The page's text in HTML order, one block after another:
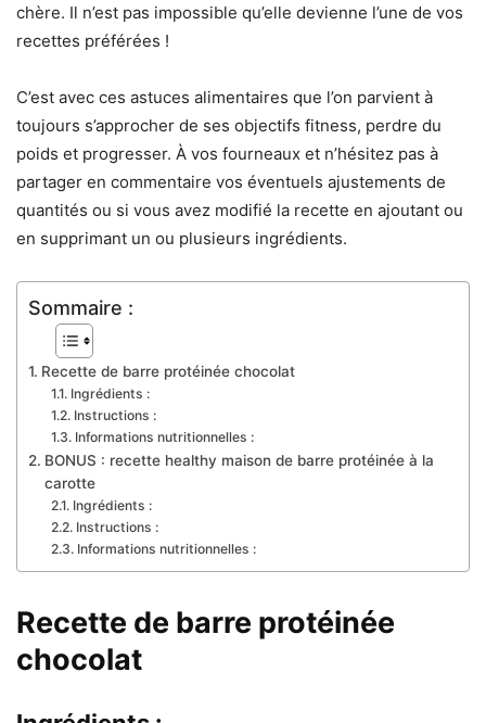
chère. Il n’est pas impossible qu’elle devienne l’une de vos
recettes préférées !
C’est avec ces astuces alimentaires que l’on parvient à
toujours s’approcher de ses objectifs fitness, perdre du
poids et progresser. À vos fourneaux et n’hésitez pas à
partager en commentaire vos éventuels ajustements de
quantités ou si vous avez modifié la recette en ajoutant ou
en supprimant un ou plusieurs ingrédients.
Sommaire :
Recette de barre protéinée chocolat
Ingrédients :
Instructions :
Informations nutritionnelles :
BONUS : recette healthy maison de barre protéinée à la
carotte
Ingrédients :
Instructions :
Informations nutritionnelles :
Recette de barre protéinée
chocolat